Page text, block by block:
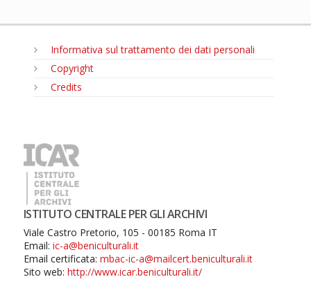
Informativa sul trattamento dei dati personali
Copyright
Credits
ISTITUTO CENTRALE PER GLI ARCHIVI
Viale Castro Pretorio, 105 - 00185 Roma IT
Email: ic-a@beniculturali.it
Email certificata: mbac-ic-a@mailcert.beniculturali.it
Sito web: http://www.icar.beniculturali.it/